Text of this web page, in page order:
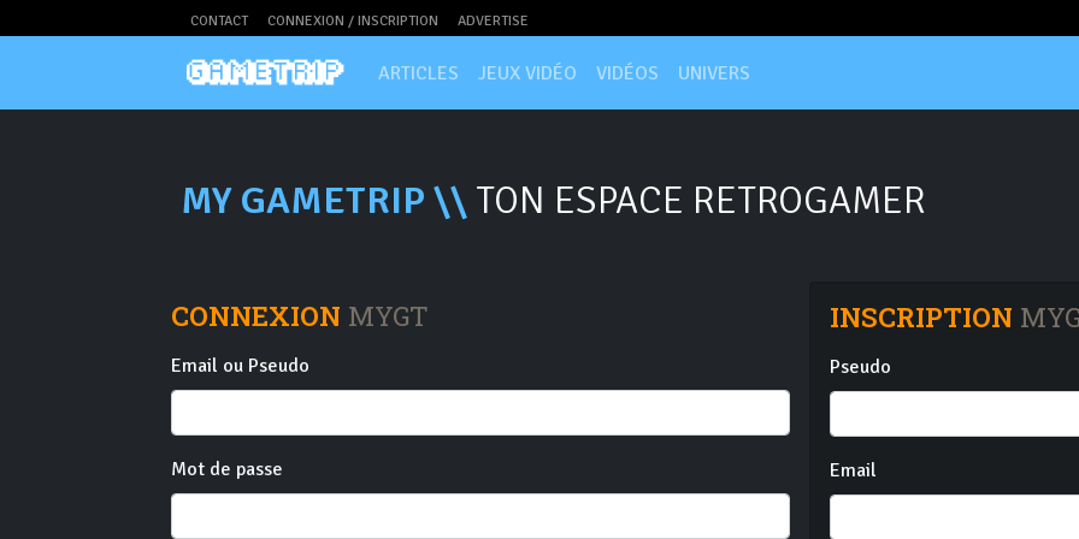
CONTACT CONNEXION / INSCRIPTION ADVERTISE
ARTICLES JEUX VIDÉO VIDÉOS UNIVERS
MY GAMETRIP \\ TON ESPACE RETROGAMER
CONNEXION MYGT
Email ou Pseudo
Mot de passe
INSCRIPTION
Pseudo
Email